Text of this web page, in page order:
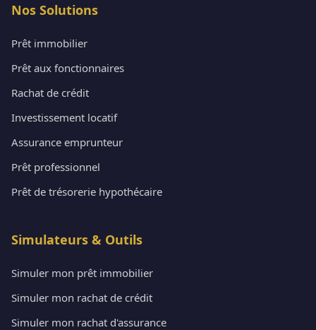
Nos Solutions
Prêt immobilier
Prêt aux fonctionnaires
Rachat de crédit
Investissement locatif
Assurance emprunteur
Prêt professionnel
Prêt de trésorerie hypothécaire
Simulateurs & Outils
Simuler mon prêt immobilier
Simuler mon rachat de crédit
Simuler mon rachat d'assurance